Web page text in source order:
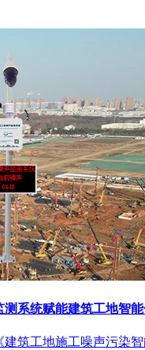
系统赋能建筑工地智
筑工地施工噪声污染